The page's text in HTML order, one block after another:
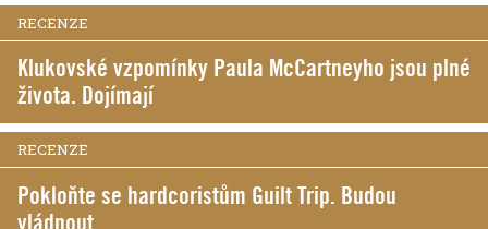
RECENZE
Klukovské vzpomínky Paula McCartneyho jsou plné
života. Dojímají
RECENZE
Pokloňte se hardcoristům Guilt Trip. Budou
vládnout